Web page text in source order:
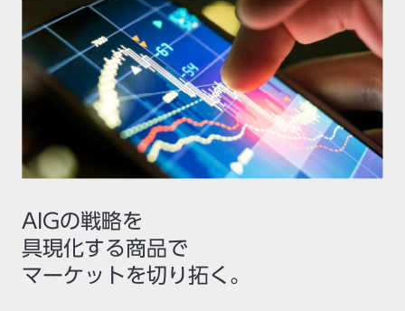
AIGの戦略を
具現化する商品で
マーケットを切り拓く。